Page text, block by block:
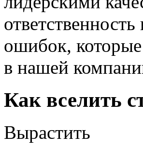
ошибок,
в нашей
Как вселить
Вырастить